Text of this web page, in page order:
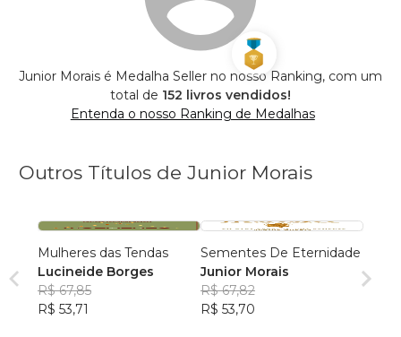
Junior Morais é Medalha Seller no nosso Ranking, com um
total de 152 livros vendidos!
Entenda o nosso Ranking de Medalhas
Outros Títulos de Junior Morais
Mulheres das Tendas
Lucineide Borges
R$ 67,85
R$ 53,71
Sementes De Eternidade
Junior Morais
R$ 67,82
R$ 53,70